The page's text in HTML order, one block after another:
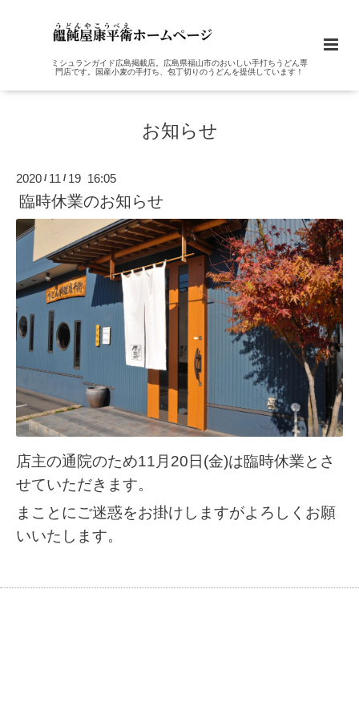
ミシュランガイド広島掲載店。広島県福山市のおいしい手打ちうどん専
門店です。国産小麦の手打ち、包丁切りのうどんを提供しています！
お知らせ
2020 / 11 / 19 16:05
臨時休業のお知らせ
店主の通院のため11月20日(金)は臨時休業とさ
せていただきます。
まことにご迷惑をお掛けしますがよろしくお願
いいたします。